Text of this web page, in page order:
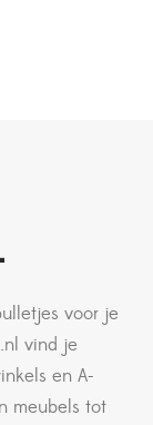
voor je
vind je
en A-
meubels tot